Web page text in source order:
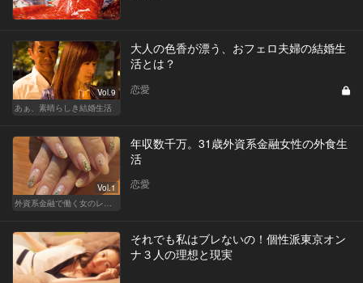
Vol.9
あぁ、素晴らしき結婚生活
大人の色香が漂う、おフェロ夫婦の結婚生
活とは？
恋愛
Vol.1
年収数千万。31歳外資系金融女性の外食生
活
恋愛
それでも私はブレないの！個性派東京オン
ナ３人の理想と現実